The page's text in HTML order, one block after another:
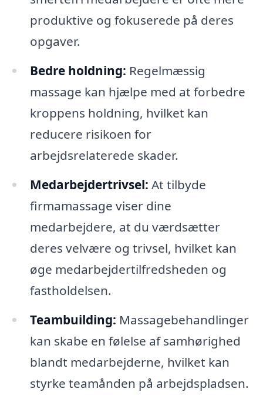
produktive og fokuserede på deres
opgaver.
Bedre holdning: Regelmæssig
massage kan hjælpe med at forbedre
kroppens holdning, hvilket kan
reducere risikoen for
arbejdsrelaterede skader.
Medarbejdertrivsel: At tilbyde
firmamassage viser dine
medarbejdere, at du værdsætter
deres velvære og trivsel, hvilket kan
øge medarbejdertilfredsheden og
fastholdelsen.
Teambuilding: Massagebehandlinger
kan skabe en følelse af samhørighed
blandt medarbejderne, hvilket kan
styrke teamånden på arbejdspladsen.